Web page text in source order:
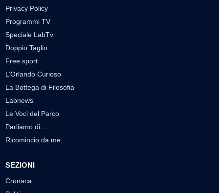
Privacy Policy
Programmi TV
Speciale LabTv
Doppio Taglio
Free sport
L’Orlando Curioso
La Bottega di Filosofia
Labnews
Le Voci del Parco
Parliamo di…
Ricomincio da me
SEZIONI
Cronaca